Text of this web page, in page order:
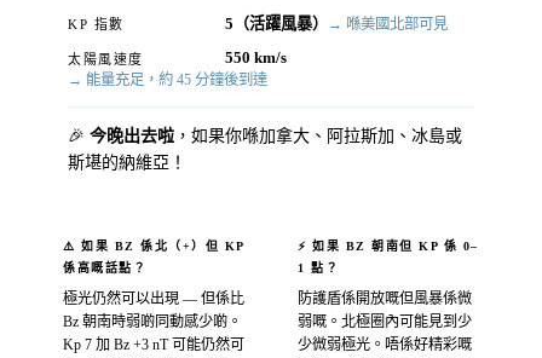
KP 指數 5（活躍風暴） → 喺美國北部可見
太陽風速度 550 km/s
→ 能量充足，約 45 分鐘後到達
🎉 今晚出去啦 ，如果你喺加拿大、阿拉斯加、冰島或
斯堪的納維亞！
⚠️ 如果 BZ 係北（+）但 KP
係高嘅話點？
極光仍然可以出現 — 但係比
Bz 朝南時弱啲同動感少啲。
Kp 7 加 Bz +3 nT 可能仍然可
⚡ 如果 BZ 朝南但 KP 係 0–
1 點？
防護盾係開放嘅但風暴係微
弱嘅。北極圈內可能見到少
少微弱極光。唔係好精彩嘅